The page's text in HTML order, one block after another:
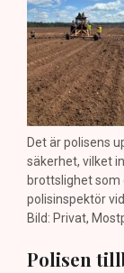
Det är polisens
säkerhet, vilket
brottslighet som
polisinspektör
Bild: Privat,
Polisen